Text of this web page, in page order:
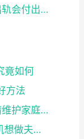
和合姻缘：女人为什么会出轨？女人出轨会付出感情吗？
竟如何
方法
和合姻缘：道士送仙科仪帮你挽回爱情维护家庭完整
和合姻缘：泰国夫妻和合法事,婚姻危机想做夫妻和合法...